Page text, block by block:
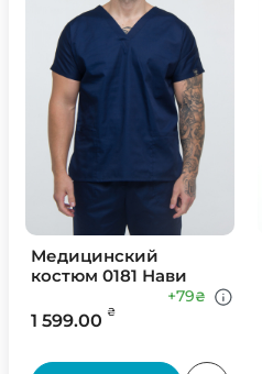
Медицинский
костюм 0181 Нави
1 599.00 ₴
+79₴